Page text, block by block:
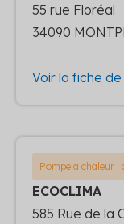
55 rue Floréal
34090
Voir la fiche
Pompe a chaleur :
ECOCLIMA
585 Rue de la